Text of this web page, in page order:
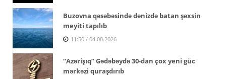
Buzovna qəsəbəsində dənizdə batan şəxsin
meyiti tapılıb
11:50 / 04.08.2026
“Azərişıq” Gədəbəydə 30-dan çox yeni güc
mərkəzi quraşdırıb